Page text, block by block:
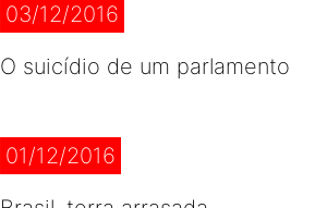
03/12/2016
O suicídio de um parlamento
01/12/2016